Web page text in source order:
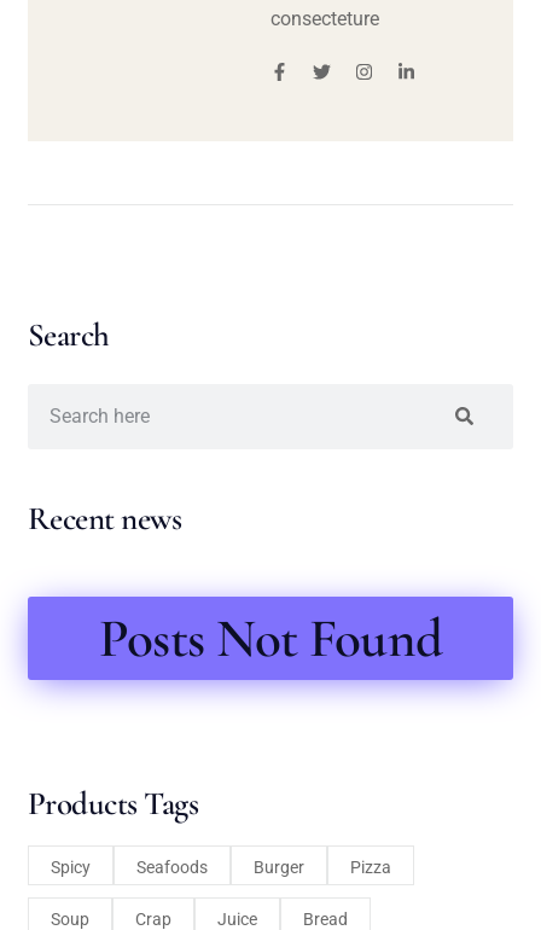
consecteture
Search
Recent news
Posts Not Found
Products Tags
Spicy Seafoods Burger Pizza
Soup Crap Juice Bread